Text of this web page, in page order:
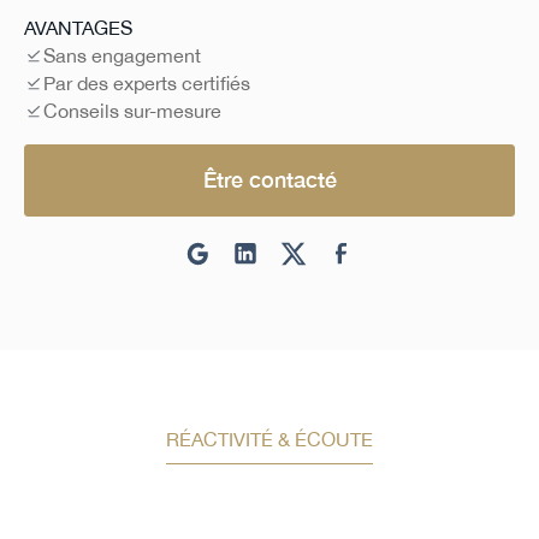
AVANTAGES
Sans engagement
Par des experts certifiés
Conseils sur-mesure
Être contacté
RÉACTIVITÉ & ÉCOUTE